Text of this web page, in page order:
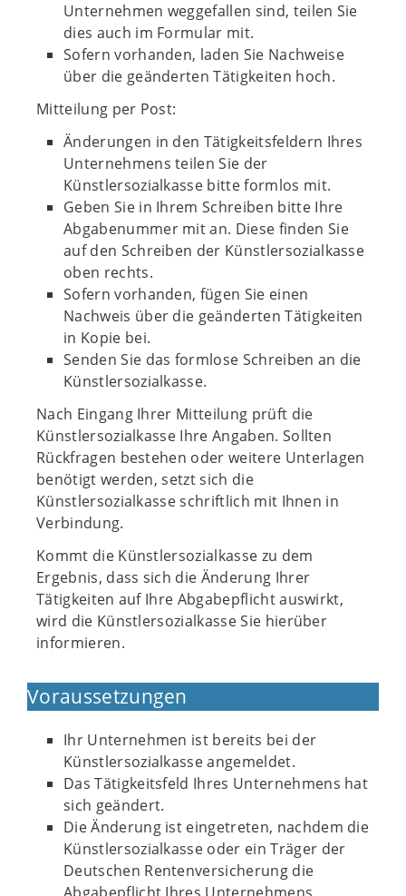
Unternehmen weggefallen sind, teilen Sie
dies auch im Formular mit.
Sofern vorhanden, laden Sie Nachweise
über die geänderten Tätigkeiten hoch.
Mitteilung per Post:
Änderungen in den Tätigkeitsfeldern Ihres
Unternehmens teilen Sie der
Künstlersozialkasse bitte formlos mit.
Geben Sie in Ihrem Schreiben bitte Ihre
Abgabenummer mit an. Diese finden Sie
auf den Schreiben der Künstlersozialkasse
oben rechts.
Sofern vorhanden, fügen Sie einen
Nachweis über die geänderten Tätigkeiten
in Kopie bei.
Senden Sie das formlose Schreiben an die
Künstlersozialkasse.
Nach Eingang Ihrer Mitteilung prüft die
Künstlersozialkasse Ihre Angaben. Sollten
Rückfragen bestehen oder weitere Unterlagen
benötigt werden, setzt sich die
Künstlersozialkasse schriftlich mit Ihnen in
Verbindung.
Kommt die Künstlersozialkasse zu dem
Ergebnis, dass sich die Änderung Ihrer
Tätigkeiten auf Ihre Abgabepflicht auswirkt,
wird die Künstlersozialkasse Sie hierüber
informieren.
Voraussetzungen
Ihr Unternehmen ist bereits bei der
Künstlersozialkasse angemeldet.
Das Tätigkeitsfeld Ihres Unternehmens hat
sich geändert.
Die Änderung ist eingetreten, nachdem die
Künstlersozialkasse oder ein Träger der
Deutschen Rentenversicherung die